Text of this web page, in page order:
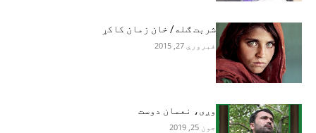
شربت ګله/ خان زمان کاکړ
فبروري 27, 2015
وږی، نعمان دوست
جون 25, 2019